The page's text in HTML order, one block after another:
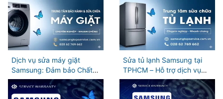
Dịch vụ sửa máy giặt
Samsung: Đảm bảo Chất
lượng và Hiệu suất
Sửa tủ lạnh Samsung tại
TPHCM – Hỗ trợ dịch vụ
nhanh chóng